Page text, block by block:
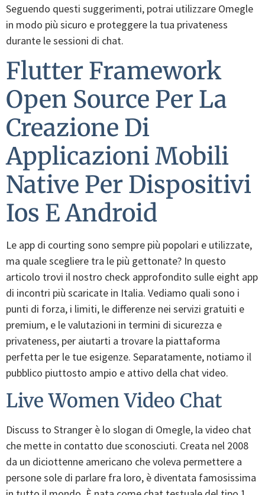
Seguendo questi suggerimenti, potrai utilizzare Omegle
in modo più sicuro e proteggere la tua privateness
durante le sessioni di chat.
Flutter Framework
Open Source Per La
Creazione Di
Applicazioni Mobili
Native Per Dispositivi
Ios E Android
Le app di courting sono sempre più popolari e utilizzate,
ma quale scegliere tra le più gettonate? In questo
articolo trovi il nostro check approfondito sulle eight app
di incontri più scaricate in Italia. Vediamo quali sono i
punti di forza, i limiti, le differenze nei servizi gratuiti e
premium, e le valutazioni in termini di sicurezza e
privateness, per aiutarti a trovare la piattaforma
perfetta per le tue esigenze. Separatamente, notiamo il
pubblico piuttosto ampio e attivo della chat video.
Live Women Video Chat
Discuss to Stranger è lo slogan di Omegle, la video chat
che mette in contatto due sconosciuti. Creata nel 2008
da un diciottenne americano che voleva permettere a
persone sole di parlare fra loro, è diventata famosissima